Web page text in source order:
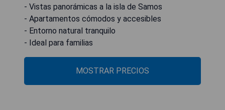
- Vistas panorámicas a la isla de Samos
- Apartamentos cómodos y accesibles
- Entorno natural tranquilo
- Ideal para familias
MOSTRAR PRECIOS